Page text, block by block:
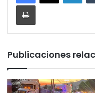
Imprimir
Publicaciones